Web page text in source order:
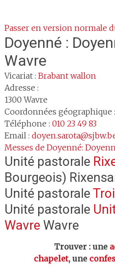
Passer en version normale
Doyenné :
Wavre
Vicariat : Brabant wallon
Adresse :
1300 Wavre
Coordonnées géographique :
Téléphone : 010 23 49 83
Email :
Messes de Doyenné:
Unité pastorale
Bourgeois)
Unité pastorale
Unité pastorale
WavreWavre
Trouver : une
chapelet, une